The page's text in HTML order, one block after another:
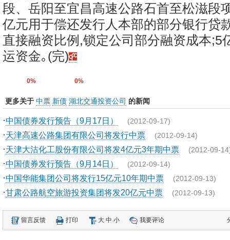
段、岳阳至宜昌高速公路石首至松滋段
亿元用于偿还发行人本部的部分银行贷
直接融资比例,锁定公司部分融资成本;5
运资金｡(完)
0% 0%
更多关于 中票 新债 湖北交通投资公司 的新闻
·中国债券发行预告（9月17日） (2012-09-17)
·天津高速公路集团有限公司将发行中票 (2012-09-14)
·天津大沽化工股份有限公司将发4亿元3年期中票 (2012-09-
·中国债券发行预告（9月14日） (2012-09-14)
·中国华能集团公司将发行15亿元10年期中票 (2012-09-13)
·甘肃公路航空旅游投资集团将发20亿元中票 (2012-09-13)
留言反馈 打印 大 中 小 我要评论